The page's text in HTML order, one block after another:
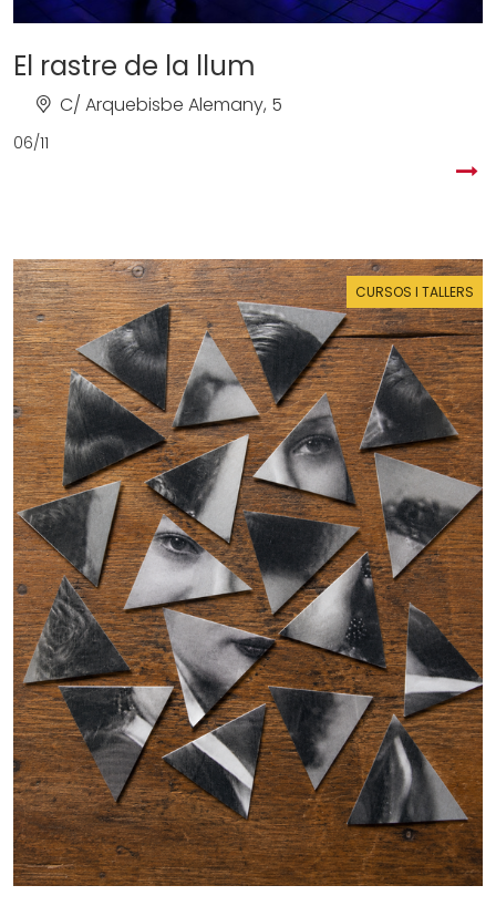
El rastre de la llum
C/ Arquebisbe Alemany, 5
06/11
CURSOS I TALLERS